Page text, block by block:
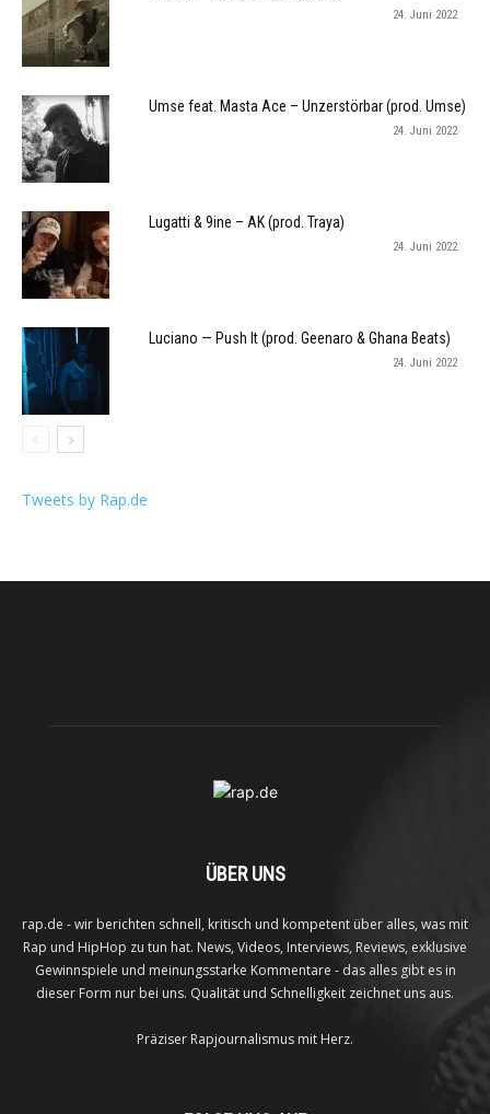
24. Juni 2022
Umse feat. Masta Ace – Unzerstörbar (prod. Umse)
24. Juni 2022
Lugatti & 9ine – AK (prod. Traya)
24. Juni 2022
Luciano — Push It (prod. Geenaro & Ghana Beats)
24. Juni 2022
Tweets by Rap.de
ÜBER UNS
rap.de - wir berichten schnell, kritisch und kompetent über alles, was mit
Rap und HipHop zu tun hat. News, Videos, Interviews, Reviews, exklusive
Gewinnspiele und meinungsstarke Kommentare - das alles gibt es in
dieser Form nur bei uns. Qualität und Schnelligkeit zeichnet uns aus.
Präziser Rapjournalismus mit Herz.